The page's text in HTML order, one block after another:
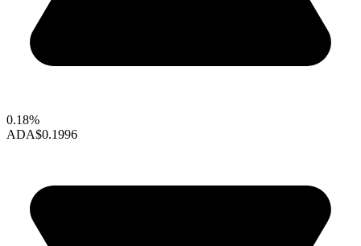
0.18%
ADA$0.1996